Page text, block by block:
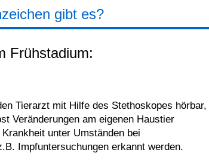
gibt es?
Frühstadium:
Tierarzt mit Hilfe des Stethoskopes hörbar,
Veränderungen am eigenen Haustier
unter Umständen bei
Impfuntersuchungen erkannt werden.